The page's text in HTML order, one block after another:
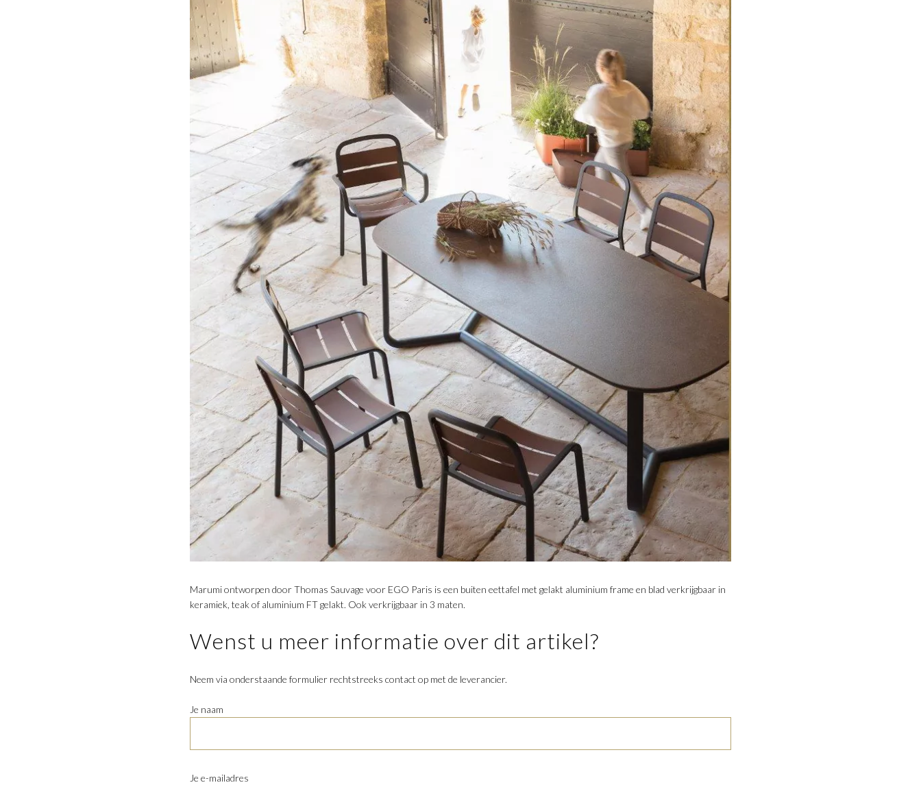
Marumi ontworpen door Thomas Sauvage voor EGO Paris is een buiten eettafel met gelakt aluminium frame en blad verkrijgbaar in
keramiek, teak of aluminium FT gelakt. Ook verkrijgbaar in 3 maten.
Wenst u meer informatie over dit artikel?
Neem via onderstaande formulier rechtstreeks contact op met de leverancier.
Je naam
Je e-mailadres